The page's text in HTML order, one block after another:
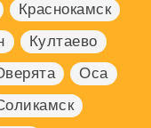
Краснокамск
Култаево
Оса